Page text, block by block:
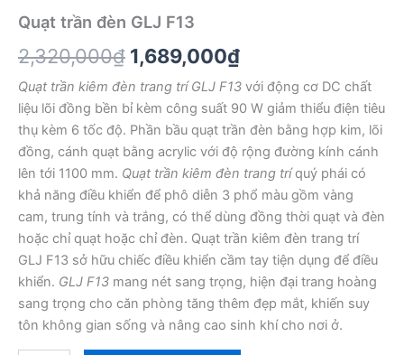
Quạt trần đèn GLJ F13
2,320,000₫ Giá
gốc
là:
2,320,000₫.
1,689,000₫Giá
hiện
tại
là:
1,689,000₫.
Quạt trần kiêm đèn trang trí GLJ F13 với động cơ DC chất
liệu lõi đồng bền bỉ kèm công suất 90 W giảm thiểu điện tiêu
thụ kèm 6 tốc độ. Phần bầu quạt trần đèn bằng hợp kim, lõi
đồng, cánh quạt bằng acrylic với độ rộng đường kính cánh
lên tới 1100 mm. Quạt trần kiêm đèn trang tríquý phái có
khả năng điều khiển để phô diễn 3 phổ màu gồm vàng
cam, trung tính và trắng, có thể dùng đồng thời quạt và đèn
hoặc chỉ quạt hoặc chỉ đèn. Quạt trần kiêm đèn trang trí
GLJ F13 sở hữu chiếc điều khiển cầm tay tiện dụng để điều
khiển. GLJ F13 mang nét sang trọng, hiện đại trang hoàng
sang trọng cho căn phòng tăng thêm đẹp mắt, khiến suy
tôn không gian sống và nâng cao sinh khí cho nơi ở.